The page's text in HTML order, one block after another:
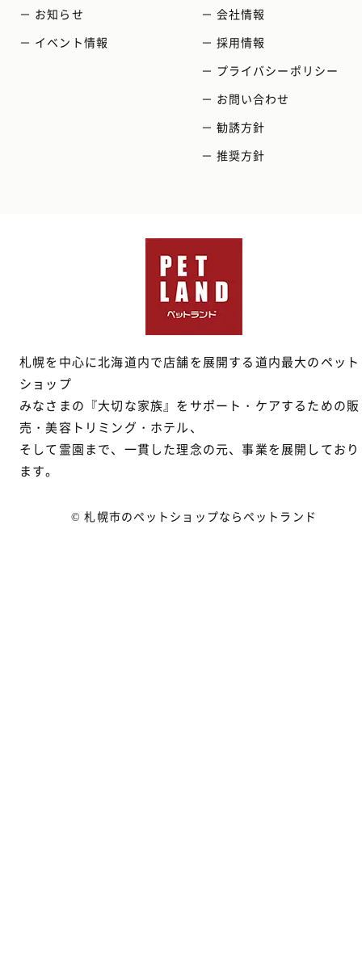
－ お知らせ
－ イベント情報
－ 会社情報
－ 採用情報
－ プライバシーポリシー
－ お問い合わせ
－ 勧誘方針
－ 推奨方針
札幌を中心に北海道内で店舗を展開する道内最大のペット
ショップ
みなさまの『大切な家族』をサポート・ケアするための販
売・美容トリミング・ホテル、
そして霊園まで、一貫した理念の元、事業を展開しており
ます。
© 札幌市のペットショップならペットランド